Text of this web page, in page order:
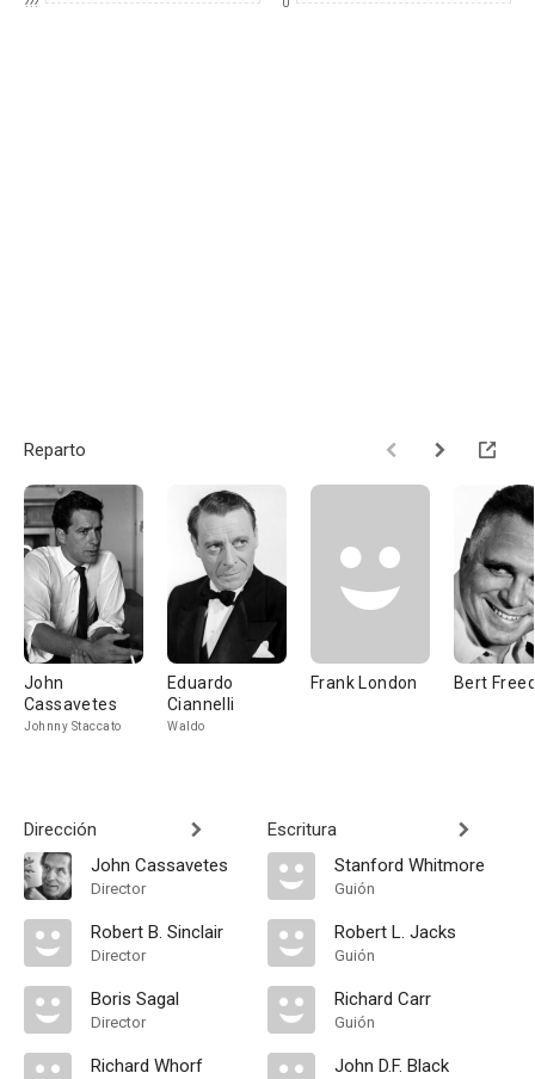
??? 0
Reparto
John
Cassavetes
Johnny Staccato
Eduardo
Ciannelli
Waldo
Frank London Bert
Dirección
John Cassavetes
Director
Robert B. Sinclair
Director
Boris Sagal
Director
Richard Whorf
Escritura
Stanford Whitmore
Guión
Robert L. Jacks
Guión
Richard Carr
Guión
John D.F. Black